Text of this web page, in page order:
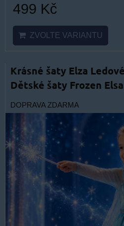
499 Kč
ZVOLTE VARIANTU
Krásné šaty Elza
Dětské šaty Frozen Elsa
DOPRAVA ZDARMA